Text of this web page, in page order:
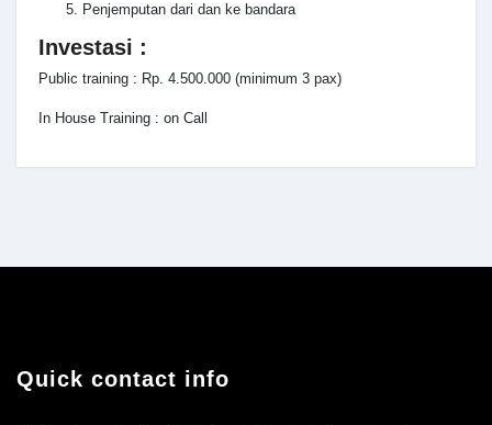
Penjemputan dari dan ke bandara
Investasi :
Public training : Rp. 4.500.000 (minimum 3 pax)
In House Training : on Call
Quick contact info